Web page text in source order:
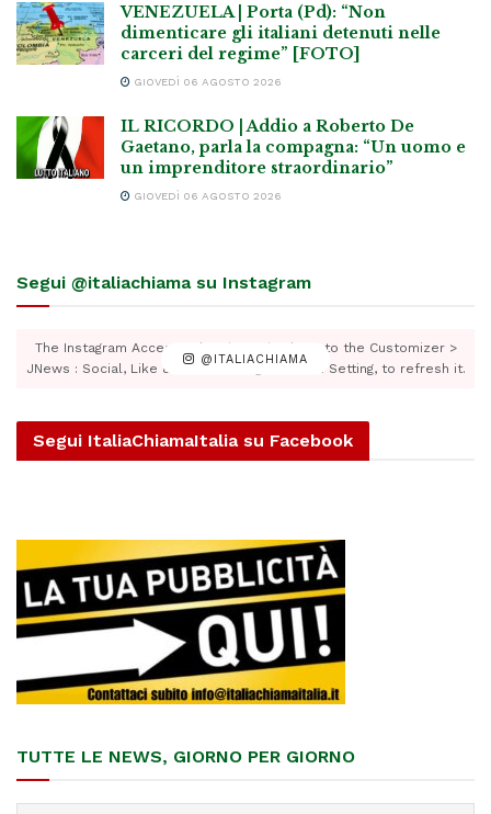
VENEZUELA | Porta (Pd): “Non
dimenticare gli italiani detenuti nelle
carceri del regime” [FOTO]
GIOVEDÌ 06 AGOSTO 2026
IL RICORDO | Addio a Roberto De
Gaetano, parla la compagna: “Un uomo e
un imprenditore straordinario”
GIOVEDÌ 06 AGOSTO 2026
Segui @italiachiama su Instagram
@ITALIACHIAMA
The Instagram Access Token is expired, Go to the Customizer >
JNews : Social, Like & View > Instagram Feed Setting, to refresh it.
Segui ItaliaChiamaItalia su Facebook
TUTTE LE NEWS, GIORNO PER GIORNO